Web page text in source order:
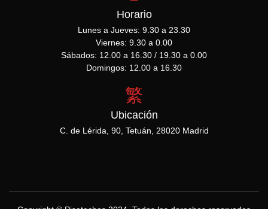
Horario
Lunes a Jueves: 9.30 a 23.30
Viernes: 9.30 a 0.00
Sábados: 12.00 a 16.30 / 19.30 a 0.00
Domingos: 12.00 a 16.30
Ubicación
C. de Lérida, 90, Tetuán, 28020 Madrid